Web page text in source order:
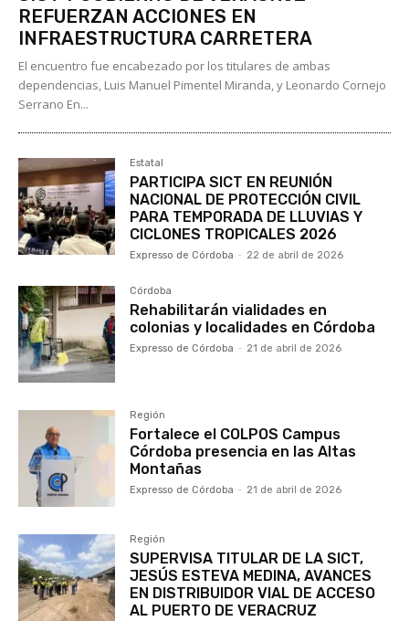
REFUERZAN ACCIONES EN
INFRAESTRUCTURA CARRETERA
El encuentro fue encabezado por los titulares de ambas
dependencias, Luis Manuel Pimentel Miranda, y Leonardo Cornejo
Serrano En...
Estatal
PARTICIPA SICT EN REUNIÓN
NACIONAL DE PROTECCIÓN CIVIL
PARA TEMPORADA DE LLUVIAS Y
CICLONES TROPICALES 2026
Expresso de Córdoba - 22 de abril de 2026
Córdoba
Rehabilitarán vialidades en
colonias y localidades en Córdoba
Expresso de Córdoba - 21 de abril de 2026
Región
Fortalece el COLPOS Campus
Córdoba presencia en las Altas
Montañas
Expresso de Córdoba - 21 de abril de 2026
Región
SUPERVISA TITULAR DE LA SICT,
JESÚS ESTEVA MEDINA, AVANCES
EN DISTRIBUIDOR VIAL DE ACCESO
AL PUERTO DE VERACRUZ